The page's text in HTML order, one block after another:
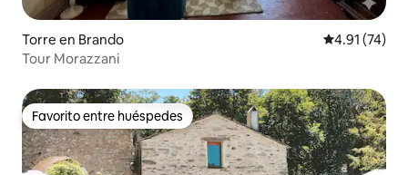
Torre en Brando Calificación
4.91 (74)
Tour Morazzani
Favorito entre huéspedes
Favorito entre huéspedes